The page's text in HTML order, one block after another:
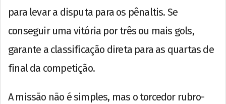
para levar a disputa para os pênaltis. Se
conseguir uma vitória por três ou mais gols,
garante a classificação direta para as quartas de
final da competição.
A missão não é simples, mas o torcedor rubro-